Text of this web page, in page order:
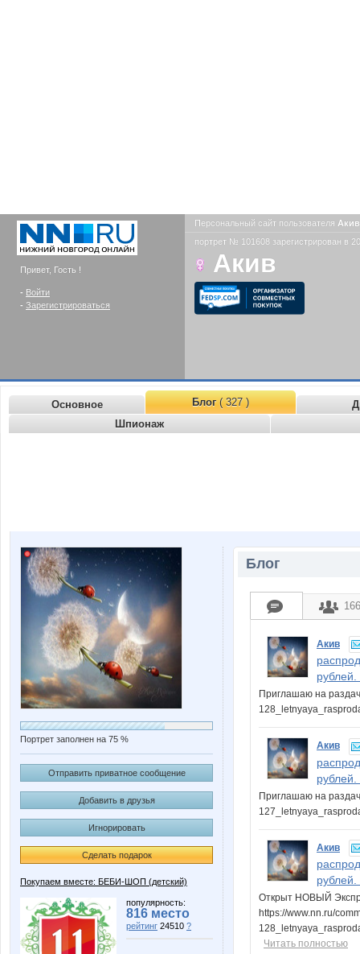
Привет, Гость !
- Войти
- Зарегистрироваться
Персональный сайт пользователя
портрет № 101608 зарегистрирован в
Акив
Основное Блог( 327 )
Шпионаж
Портрет заполнен на 75 %
Отправить приватное сообщение
Добавить в друзья
Игнорировать
Сделать подарок
Покупаем вместе: БЕБИ-ШОП (детский)
популярность:
816 место
рейтинг 24510 ?
Блог
Акив
Приглашаю на
Акив
Приглашаю на
Акив
Открыт НОВЫЙ
https://www.nn.ru/
Читать полностью